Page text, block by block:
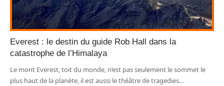
Everest : le destin du guide Rob Hall dans la
catastrophe de l’Himalaya
Le mont Everest, toit du monde, n’est pas seulement le sommet le
plus haut de la planète, il est aussi le théâtre de tragedies…